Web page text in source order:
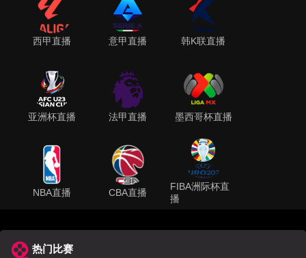
西甲直播 意甲直播 韩K联直播
亚洲杯直播 法甲直播 墨西哥杯直播
NBA直播 CBA直播
FIBA洲际杯直
播
热门比赛